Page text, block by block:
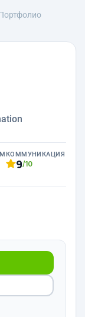
КОММУНИКАЦИЯ
9/10